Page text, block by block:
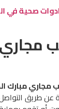
مجاري
مبارك
طريق التواصل